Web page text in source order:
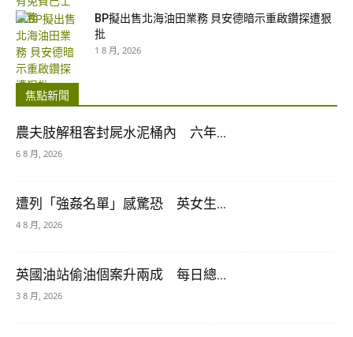
BP擬出售北海油田業務 貝安德暗示重啟鑽探遭狠
批
1 8 月, 2026
焦點新聞
農夫肢解租客封屍水泥桶內 六年...
6 8 月, 2026
遭列「強姦名單」感驚恐 英女生...
4 8 月, 2026
英國油站偷油個案升兩成 每日總...
3 8 月, 2026